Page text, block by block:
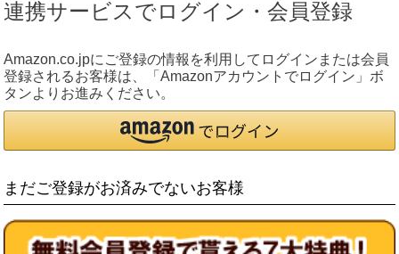
連携サービスでログイン・会員登録
Amazon.co.jpにご登録の情報を利用してログインまたは会員
登録されるお客様は、「Amazonアカウントでログイン」ボ
タンよりお進みください。
まだご登録がお済みでないお客様